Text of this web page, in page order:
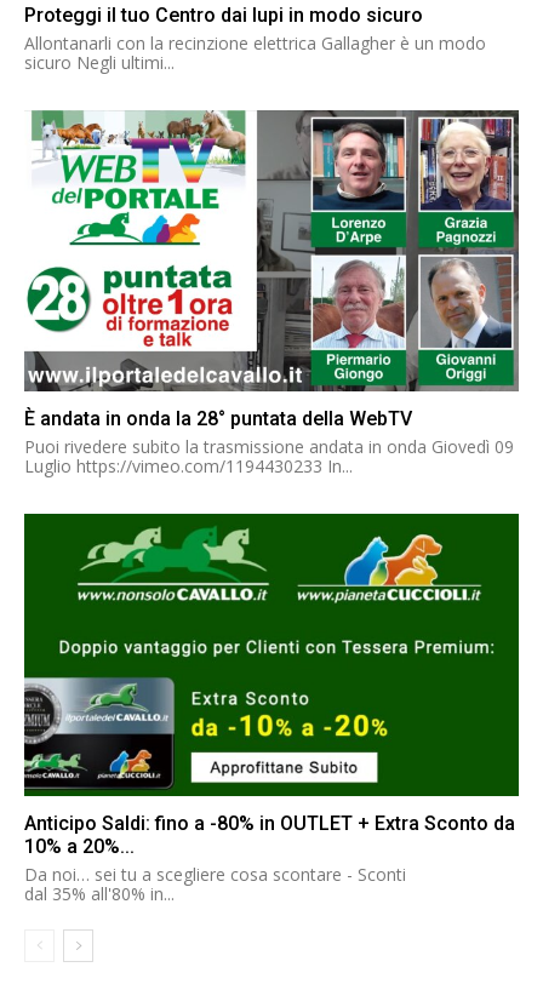
Proteggi il tuo Centro dai lupi in modo sicuro
Allontanarli con la recinzione elettrica Gallagher è un modo
sicuro Negli ultimi...
È andata in onda la 28° puntata della WebTV
Puoi rivedere subito la trasmissione andata in onda Giovedì 09
Luglio https://vimeo.com/1194430233 In...
Anticipo Saldi: fino a -80% in OUTLET + Extra Sconto da
10% a 20%...
Da noi… sei tu a scegliere cosa scontare - Sconti
dal 35% all'80% in...